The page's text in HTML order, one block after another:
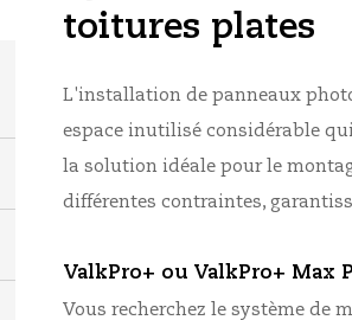
toitures plates
L'installation de panneaux
espace inutilisé considérable
la solution idéale pour le
différentes contraintes,
ValkPro+ ou ValkPro+
Vous recherchez le système de